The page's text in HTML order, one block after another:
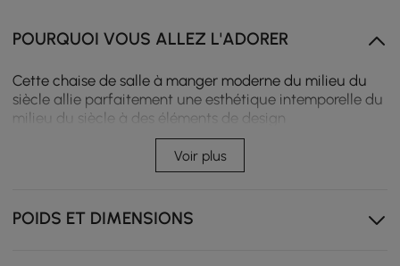
POURQUOI VOUS ALLEZ L'ADORER
Cette chaise de salle à manger moderne du milieu du
siècle allie parfaitement une esthétique intemporelle du
milieu du siècle à des éléments de design
contemporains. Fabriquée à partir de bois d'hévéa
robuste dans une riche finition en noyer, associée à un
luxueux revêtement blanc bouclé, cette chaise offre une
incurvé et son design ergonomique garantissent un
confort exceptionnel, tandis que le siège rempli de
Voir plus
POIDS ET DIMENSIONS